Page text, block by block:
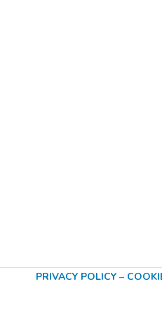
PRIVACY POLICY–